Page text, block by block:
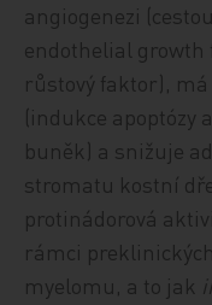
angiogenezi
endothelial
růstový faktor),
(indukce apoptózy
buněk) a snižuje
stromatu kostní
protinádorová
rámci
myelomu, a to jak